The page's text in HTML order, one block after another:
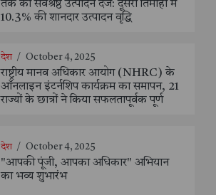
तक का सर्वश्रेष्ठ उत्पादन दर्ज: दूसरी तिमाही में
10.3% की शानदार उत्पादन वृद्धि
देश / October 4, 2025
राष्ट्रीय मानव अधिकार आयोग (NHRC) के
ऑनलाइन इंटर्नशिप कार्यक्रम का समापन, 21
राज्यों के छात्रों ने किया सफलतापूर्वक पूर्ण
देश / October 4, 2025
"आपकी पूंजी, आपका अधिकार" अभियान
का भव्य शुभारंभ